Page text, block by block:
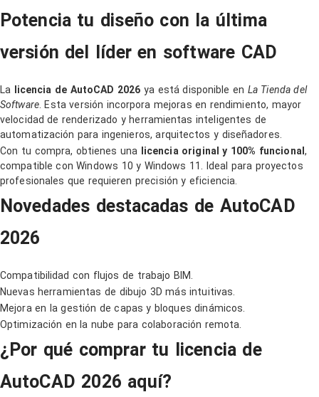
Potencia tu diseño con la última
versión del líder en software CAD
La licencia de AutoCAD 2026 ya está disponible en La Tienda del
Software. Esta versión incorpora mejoras en rendimiento, mayor
velocidad de renderizado y herramientas inteligentes de
automatización para ingenieros, arquitectos y diseñadores.
Con tu compra, obtienes una
licencia original y 100% funcional ,
compatible con Windows 10 y Windows 11. Ideal para proyectos
profesionales que requieren precisión y eficiencia.
Novedades destacadas de AutoCAD
2026
Compatibilidad con flujos de trabajo BIM.
Nuevas herramientas de dibujo 3D más intuitivas.
Mejora en la gestión de capas y bloques dinámicos.
Optimización en la nube para colaboración remota.
¿Por qué comprar tu licencia de
AutoCAD 2026 aquí?